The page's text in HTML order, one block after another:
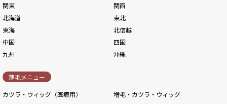
関東
関西
北海道
東北
東海
北信越
中国
四国
九州
沖縄
薄毛メニュー
カツラ・ウィッグ（医療用）
増毛・カツラ・ウィッグ